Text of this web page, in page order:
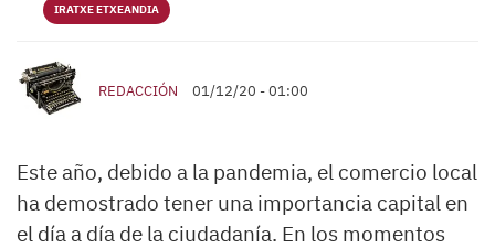
IRATXE ETXEANDIA
REDACCIÓN 01/12/20 - 01:00
Este año, debido a la pandemia, el comercio local
ha demostrado tener una importancia capital en
el día a día de la ciudadanía. En los momentos